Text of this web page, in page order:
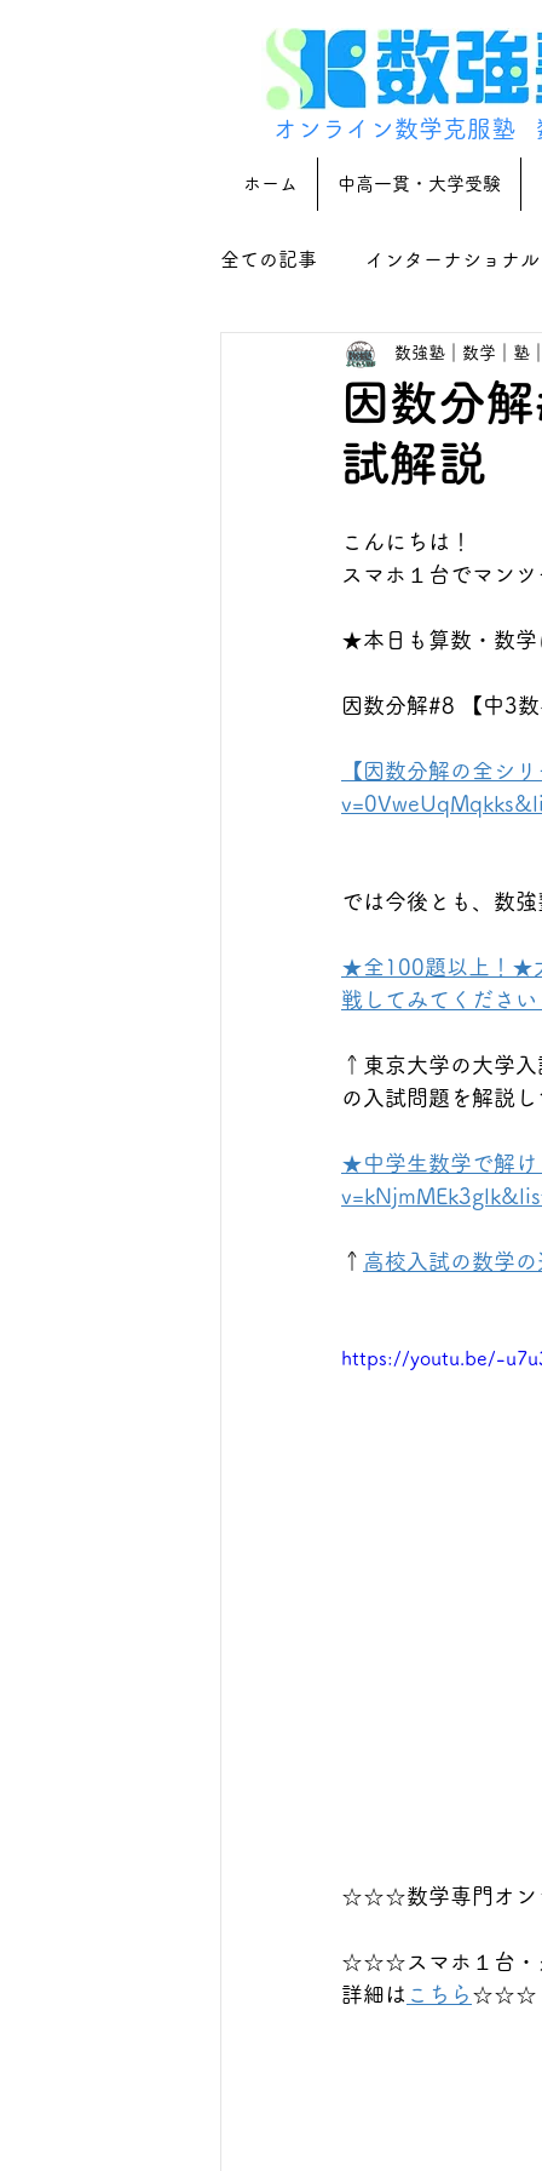
オンライン数学克服塾
ホーム 中高一貫・大学受験
全ての記事 インターナショナ
因数分
試解説
数強塾｜数学｜塾
こんにちは！
スマホ１台でマン
★本日も算数・数学
因数分解#8 【中3
【因数分解の全シ
では今後とも、数
★全100題以上！★
戦してみてくださ
↑東京大学の大学
の入試問題を解説
★中学生数学で解
↑ 高校入試の数学
https://youtu.be/-
☆☆☆数学専門オン
☆☆☆スマホ１台・
詳細は こちら ☆☆☆